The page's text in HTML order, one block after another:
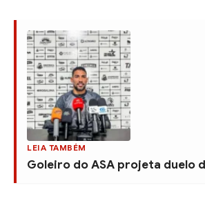
LEIA TAMBÉM
Goleiro do ASA projeta duelo